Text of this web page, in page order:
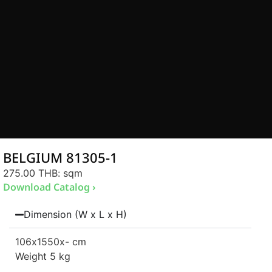
BELGIUM 81305-1
275.00 THB: sqm
Download Catalog ›
Dimension (W x L x H)
106x1550x- cm
Weight 5 kg